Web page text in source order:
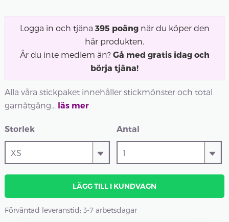
Logga in och tjäna 395 poängnär du köper den
här produkten.
Är du inte medlem än? Gå med gratis idag och
börja tjäna!
Alla våra stickpaket innehåller stickmönster och total
garnåtgång... läs mer
Storlek Antal
LÄGG TILL I KUNDVAGN
Förväntad leveranstid: 3-7 arbetsdagar